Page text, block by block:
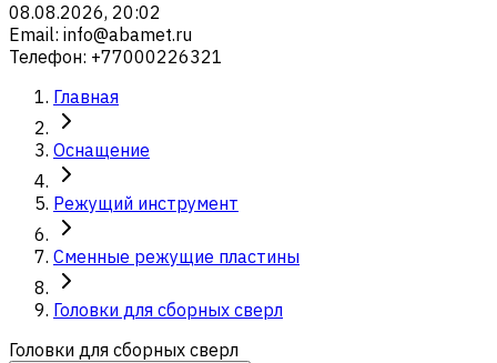
08.08.2026, 20:02
Email: info@abamet.ru
Телефон: +77000226321
Главная
Оснащение
Режущий инструмент
Сменные режущие пластины
Головки для сборных сверл
Головки для сборных сверл